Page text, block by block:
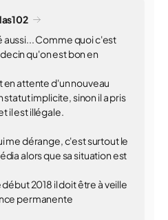
aussi... Comme quoi c'est
qu'on est bon en
en attente d'un nouveau
statut implicite, sinon il a pris
il est illégale.
me dérange, c'est surtout le
alors que sa situation est
2018 il doit être à veille
permanente